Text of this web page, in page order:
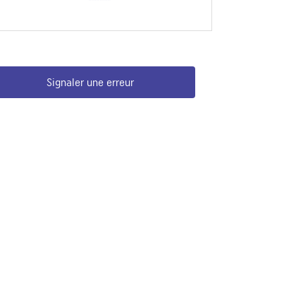
Signaler une erreur